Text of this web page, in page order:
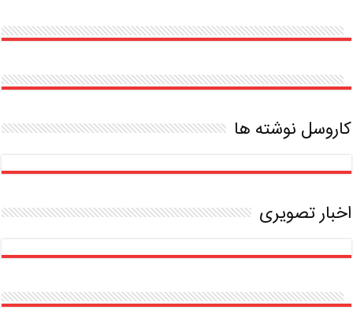
کاروسل نوشته ها
اخبار تصویری